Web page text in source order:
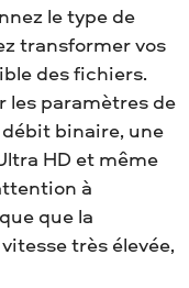
le type de
transformer vos
des fichiers.
les paramètres de
binaire, une
HD et même
à
que la
très élevée,